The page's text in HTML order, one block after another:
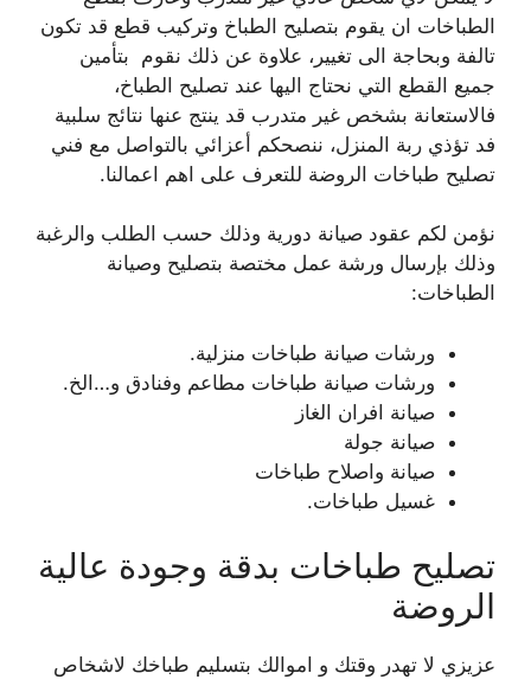
الطباخات ان يقوم بتصليح الطباخ وتركيب قطع قد تكون
تالفة وبحاجة الى تغيير، علاوة عن ذلك نقوم بتأمين
جميع القطع التي نحتاج اليها عند تصليح الطباخ،
فالاستعانة بشخص غير متدرب قد ينتج عنها نتائج سلبية
فد تؤذي ربة المنزل، ننصحكم أعزائي بالتواصل مع فني
تصليح طباخات الروضة للتعرف على اهم اعمالنا.
نؤمن لكم عقود صيانة دورية وذلك حسب الطلب والرغبة
وذلك بإرسال ورشة عمل مختصة بتصليح وصيانة
الطباخات:
ورشات صيانة طباخات منزلية.
ورشات صيانة طباخات مطاعم وفنادق و…الخ.
صيانة افران الغاز
صيانة جولة
صيانة واصلاح طباخات
غسيل طباخات.
تصليح طباخات بدقة وجودة عالية
الروضة
عزيزي لا تهدر وقتك و اموالك بتسليم طباخك لاشخاص